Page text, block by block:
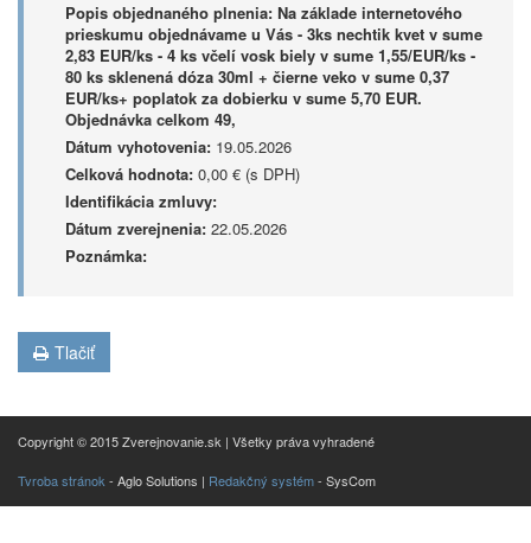
Popis objednaného plnenia: Na základe internetového
prieskumu objednávame u Vás - 3ks nechtik kvet v sume
2,83 EUR/ks - 4 ks včelí vosk biely v sume 1,55/EUR/ks -
80 ks sklenená dóza 30ml + čierne veko v sume 0,37
EUR/ks+ poplatok za dobierku v sume 5,70 EUR.
Objednávka celkom 49,
Dátum vyhotovenia: 19.05.2026
Celková hodnota: 0,00 € (s DPH)
Identifikácia zmluvy:
Dátum zverejnenia: 22.05.2026
Poznámka:
Tlačiť
Copyright © 2015 Zverejnovanie.sk | Všetky práva vyhradené
Tvroba stránok - Aglo Solutions | Redakčný systém- SysCom